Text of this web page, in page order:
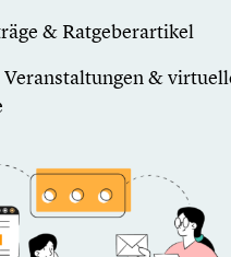
& Ratgeberartikel
&